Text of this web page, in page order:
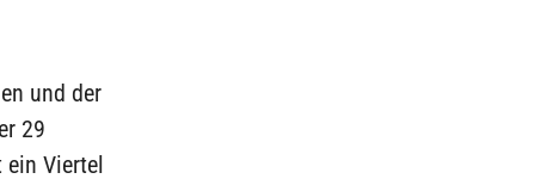
und der
29
ein Viertel